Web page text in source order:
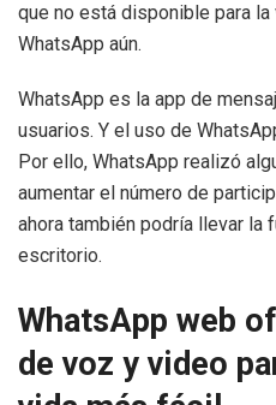
que no está disponible para
WhatsApp aún.
WhatsApp es la app de
usuarios. Y el uso de
Por ello, WhatsApp realizó
aumentar el número de
ahora también podría llevar la
escritorio.
WhatsApp web
de voz y video